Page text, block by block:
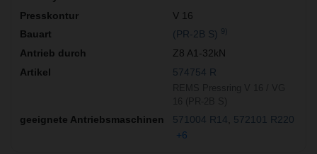
V 16
(PR-2B S)
9)
Z8 A1-32kN
574754 R
571004 R14
572101 R220
+6